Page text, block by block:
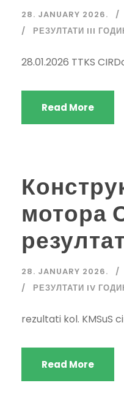
28. JANUARY 2026.
РЕЗУЛТАТИ III
28.01.2026 TTKS
Read More
мотора
28. JANUARY 2026.
РЕЗУЛТАТИ IV
rezultati kol. KMSuS
Read More